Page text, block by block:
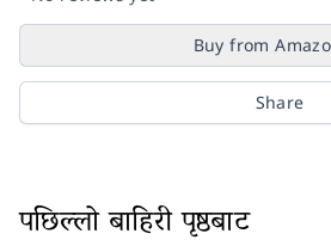
Buy from
Share
पछिल्लो बाहिरी पृष्ठबाट